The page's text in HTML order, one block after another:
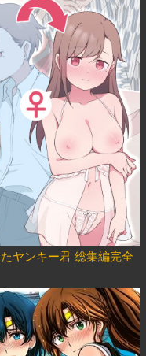
ヤンキー君 総集編完全